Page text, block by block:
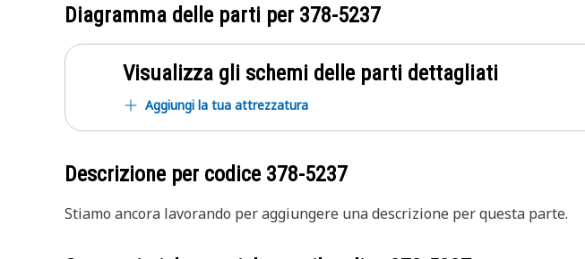
Diagramma delle parti per 378-5237
Visualizza gli schemi delle parti dettagliati
Aggiungi la tua attrezzatura
Descrizione per codice 378-5237
Stiamo ancora lavorando per aggiungere una descrizione per questa parte.